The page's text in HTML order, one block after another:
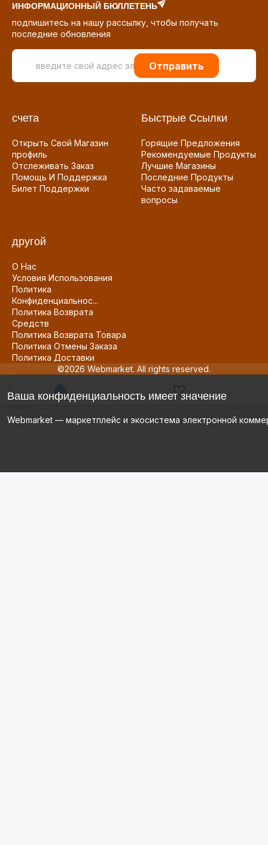
ИНФОРМАЦИОННЫЙ БЮЛЛЕТЕНЬ
подпишитесь на нашу рассылку, чтобы получать
последние обновления
Отправить
счета
Открыть Свой Магазин
профиль
Отслеживать Заказ
Помощь И Поддержка
Билет Поддержки
Быстрые Ссылки
Горящие Предложения
Рекомендуемые Продукты
Лучшие Магазины
Последние Продукты
Часто задаваемые
вопросы
другой
О Нас
Условия Использования
Политика
Конфиденциальнос...
Политика Возврата
Средств
Политика Возврата Товара
Политика Отмены Заказа
Политика Доставки
©2026 Webmarket. All rights reserved.
Ваша конфиденциальность имеет значение
Webmarket — маркетплейс и экосистема электронной